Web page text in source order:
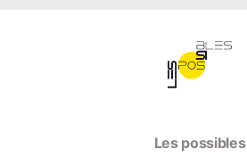
Les possibles